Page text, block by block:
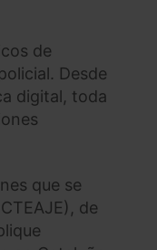
de
Desde
digital, toda
que se
de